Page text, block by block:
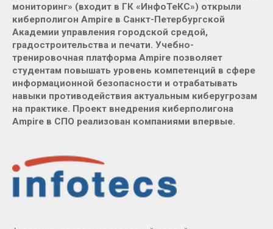
мониторинг» (входит в ГК «ИнфоТеКС») открыли
киберполигон Ampire в Санкт-Петербургской
Академии управления городской средой,
градостроительства и печати. Учебно-
тренировочная платформа Ampire позволяет
студентам повышать уровень компетенций в сфере
информационной безопасности и отрабатывать
навыки противодействия актуальным киберугрозам
на практике. Проект внедрения киберполигона
Ampire в СПО реализован компаниями впервые.